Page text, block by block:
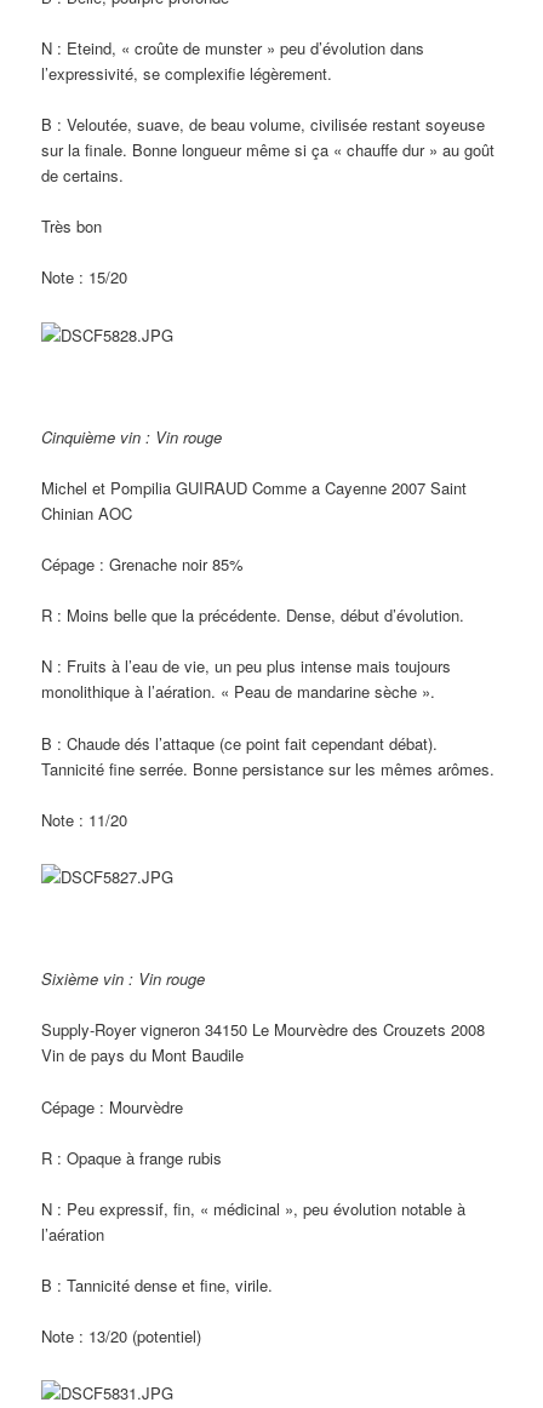
N : Eteind, « croûte de munster » peu d’évolution dans
l’expressivité, se complexifie légèrement.
B : Veloutée, suave, de beau volume, civilisée restant soyeuse
sur la finale. Bonne longueur même si ça « chauffe dur » au goût
de certains.
Très bon
Note : 15/20
Cinquième vin : Vin rouge
Michel et Pompilia GUIRAUD Comme a Cayenne 2007 Saint
Chinian AOC
Cépage : Grenache noir 85%
R : Moins belle que la précédente. Dense, début d’évolution.
N : Fruits à l’eau de vie, un peu plus intense mais toujours
monolithique à l’aération. « Peau de mandarine sèche ».
B : Chaude dés l’attaque (ce point fait cependant débat).
Tannicité fine serrée. Bonne persistance sur les mêmes arômes.
Note : 11/20
Sixième vin : Vin rouge
Supply-Royer vigneron 34150 Le Mourvèdre des Crouzets 2008
Vin de pays du Mont Baudile
Cépage : Mourvèdre
R : Opaque à frange rubis
N : Peu expressif, fin, « médicinal », peu évolution notable à
l’aération
B : Tannicité dense et fine, virile.
Note : 13/20 (potentiel)